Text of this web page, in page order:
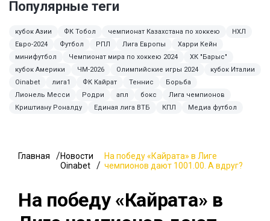
Популярные теги
кубок Азии ФК Тобол чемпионат Казахстана по хоккею
НХЛ
Евро-2024
Футбол РПЛ Лига Европы
Харри Кейн
минифутбол
Чемпионат мира по хоккею 2024
ХК "Барыс"
кубок Америки
ЧМ-2026 Олимпийские игры 2024
кубок Италии
Oinabet
лига1 ФК Кайрат Теннис
Борьба
Лионель Месси
Родри апл бокс
Лига чемпионов
Криштиану Роналду
Единая лига ВТБ КПЛ Медиа футбол
Главная
Новости
Oinabet
На победу «Кайрата» в Лиге
чемпионов дают 1001.00. А вдруг?
На победу «Кайрата» в